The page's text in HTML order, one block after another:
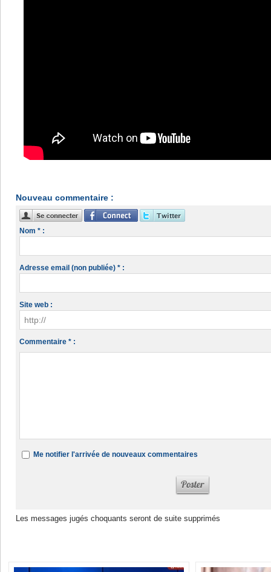
Nouveau commentaire :
Nom * :
Adresse email (non publiée) * :
Site web :
Commentaire * :
Me notifier l'arrivée de nouveaux commentaires
Les messages jugés choquants seront de suite supprimés